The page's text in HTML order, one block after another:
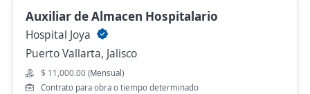
Auxiliar de Almacen Hospitalario
Hospital Joya
Puerto Vallarta, Jalisco
$ 11,000.00 (Mensual)
Contrato para obra o tiempo determinado